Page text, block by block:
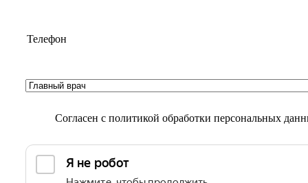
Согласен с политикой обработки персональных